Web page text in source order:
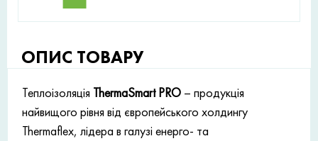
ОПИС ТОВАРУ
Теплоізоляція ThermaSmart PRO – продукція
найвищого рівня від європейського холдингу
Thermaflex, лідера в галузі енерго- та